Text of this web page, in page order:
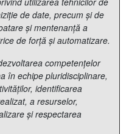
de date, precum şi de
şi mentenanţă a
de forţă şi automatizare.
competenţelor
în echipe pluridisciplinare,
identificarea
a resurselor,
şi respectarea